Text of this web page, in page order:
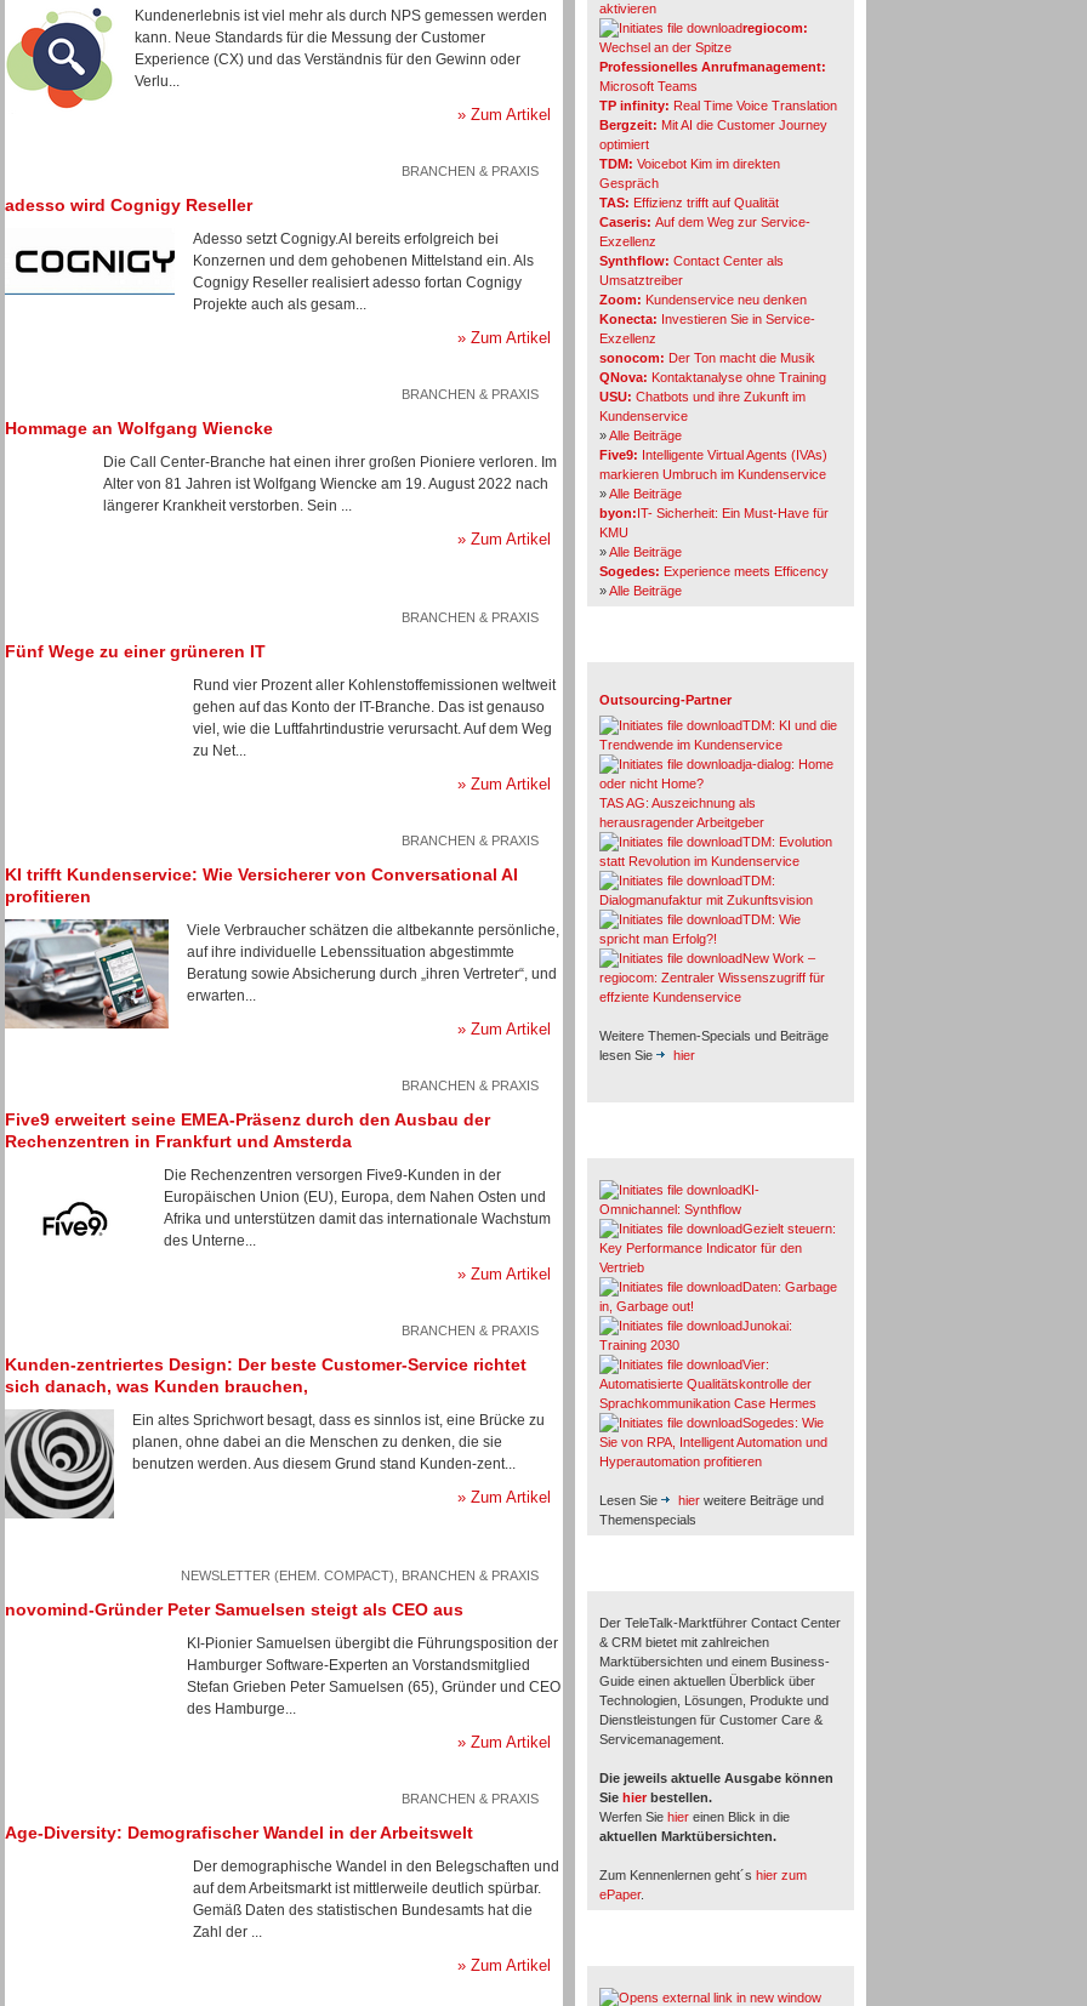
Kundenerlebnis ist viel mehr als durch NPS gemessen werden
kann. Neue Standards für die Messung der Customer
Experience (CX) und das Verständnis für den Gewinn oder
Verlu...
» Zum Artikel
BRANCHEN & PRAXIS
adesso wird Cognigy Reseller
Adesso setzt Cognigy.AI bereits erfolgreich bei
Konzernen und dem gehobenen Mittelstand ein. Als
Cognigy Reseller realisiert adesso fortan Cognigy
Projekte auch als gesam...
» Zum Artikel
BRANCHEN & PRAXIS
Hommage an Wolfgang Wiencke
Die Call Center-Branche hat einen ihrer großen Pioniere verloren. Im
Alter von 81 Jahren ist Wolfgang Wiencke am 19. August 2022 nach
längerer Krankheit verstorben. Sein ...
» Zum Artikel
BRANCHEN & PRAXIS
Fünf Wege zu einer grüneren IT
Rund vier Prozent aller Kohlenstoffemissionen weltweit
gehen auf das Konto der IT-Branche. Das ist genauso
viel, wie die Luftfahrtindustrie verursacht. Auf dem Weg
zu Net...
» Zum Artikel
BRANCHEN & PRAXIS
KI trifft Kundenservice: Wie Versicherer von Conversational AI
profitieren
Viele Verbraucher schätzen die altbekannte persönliche,
auf ihre individuelle Lebenssituation abgestimmte
Beratung sowie Absicherung durch „ihren Vertreter“, und
erwarten...
» Zum Artikel
BRANCHEN & PRAXIS
Five9 erweitert seine EMEA-Präsenz durch den Ausbau der
Rechenzentren in Frankfurt und Amsterda
Die Rechenzentren versorgen Five9-Kunden in der
Europäischen Union (EU), Europa, dem Nahen Osten und
Afrika und unterstützen damit das internationale Wachstum
des Unterne...
» Zum Artikel
BRANCHEN & PRAXIS
Kunden-zentriertes Design: Der beste Customer-Service richtet
sich danach, was Kunden brauchen,
Ein altes Sprichwort besagt, dass es sinnlos ist, eine Brücke zu
planen, ohne dabei an die Menschen zu denken, die sie
benutzen werden. Aus diesem Grund stand Kunden-zent...
» Zum Artikel
NEWSLETTER (EHEM. COMPACT), BRANCHEN & PRAXIS
novomind-Gründer Peter Samuelsen steigt als CEO aus
KI-Pionier Samuelsen übergibt die Führungsposition der
Hamburger Software-Experten an Vorstandsmitglied
Stefan Grieben Peter Samuelsen (65), Gründer und CEO
des Hamburge...
» Zum Artikel
BRANCHEN & PRAXIS
Age-Diversity: Demografischer Wandel in der Arbeitswelt
Der demographische Wandel in den Belegschaften und
auf dem Arbeitsmarkt ist mittlerweile deutlich spürbar.
Gemäß Daten des statistischen Bundesamts hat die
Zahl der ...
» Zum Artikel
aktivieren
regiocom:
Wechsel an der Spitze
Professionelles Anrufmanagement:
Microsoft Teams
TP infinity: Real Time Voice Translation
Bergzeit: Mit AI die Customer Journey
optimiert
TDM: Voicebot Kim im direkten
Gespräch
TAS: Effizienz trifft auf Qualität
Caseris: Auf dem Weg zur Service-
Exzellenz
Synthflow: Contact Center als
Umsatztreiber
Zoom: Kundenservice neu denken
Konecta: Investieren Sie in Service-
Exzellenz
sonocom: Der Ton macht die Musik
QNova: Kontaktanalyse ohne Training
USU: Chatbots und ihre Zukunft im
Kundenservice
»Alle Beiträge
Five9: Intelligente Virtual Agents (IVAs)
markieren Umbruch im Kundenservice
»Alle Beiträge
byon:IT- Sicherheit: Ein Must-Have für
KMU
»Alle Beiträge
Sogedes: Experience meets Efficency
»Alle Beiträge
Outsourcing-Partner
TDM: KI und die
Trendwende im Kundenservice
ja-dialog: Home
oder nicht Home?
TAS AG: Auszeichnung als
herausragender Arbeitgeber
TDM: Evolution
statt Revolution im Kundenservice
TDM:
Dialogmanufaktur mit Zukunftsvision
TDM: Wie
spricht man Erfolg?!
New Work –
regiocom: Zentraler Wissenszugriff für
effziente Kundenservice
Weitere Themen-Specials und Beiträge
lesen Sie
hier
KI-
Omnichannel: Synthflow
Gezielt steuern:
Key Performance Indicator für den
Vertrieb
Daten: Garbage
in, Garbage out!
Junokai:
Training 2030
Vier:
Automatisierte Qualitätskontrolle der
Sprachkommunikation Case Hermes
Sogedes: Wie
Sie von RPA, Intelligent Automation und
Hyperautomation profitieren
Lesen Sie hier weitere Beiträge und
Themenspecials
Der TeleTalk-Marktführer Contact Center
& CRM bietet mit zahlreichen
Marktübersichten und einem Business-
Guide einen aktuellen Überblick über
Technologien, Lösungen, Produkte und
Dienstleistungen für Customer Care &
Servicemanagement.
Die jeweils aktuelle Ausgabe können
Sie hier bestellen.
Werfen Sie hier einen Blick in die
aktuellen Marktübersichten.
Zum Kennenlernen geht´s hier zum
ePaper.